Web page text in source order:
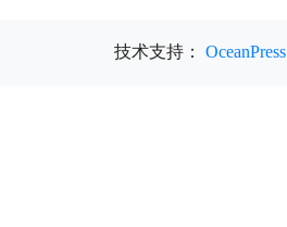
技术支持： OceanPress